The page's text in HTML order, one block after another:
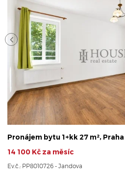
Pronájem bytu 1+kk 27 m²,
14 100 Kč za měsíc
Ev.č.: PP8010726 - Jandova